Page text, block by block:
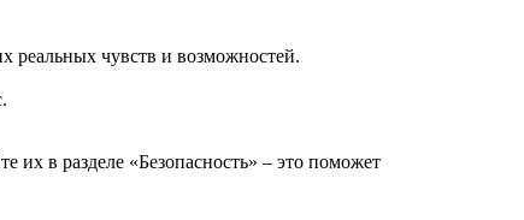
реальных чувств и возможностей.
их в разделе «Безопасность» – это поможет